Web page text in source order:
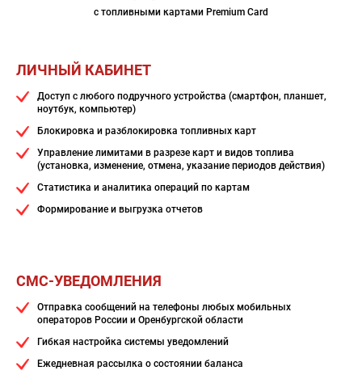
с топливными картами Premium Card
ЛИЧНЫЙ КАБИНЕТ
Доступ с любого подручного устройства (смартфон, планшет,
ноутбук, компьютер)
Блокировка и разблокировка топливных карт
Управление лимитами в разрезе карт и видов топлива
(установка, изменение, отмена, указание периодов действия)
Статистика и аналитика операций по картам
Формирование и выгрузка отчетов
СМС-УВЕДОМЛЕНИЯ
Отправка сообщений на телефоны любых мобильных
операторов России и Оренбургской области
Гибкая настройка системы уведомлений
Ежедневная рассылка о состоянии баланса